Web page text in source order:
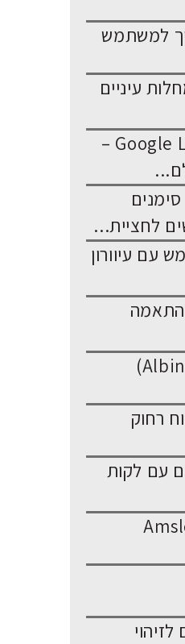
למשתמש
עיניים
יישומון (אפליקציית) Google Lens –
לחציית...
עם עיוורון
התאמה
רחוק
עם לקות